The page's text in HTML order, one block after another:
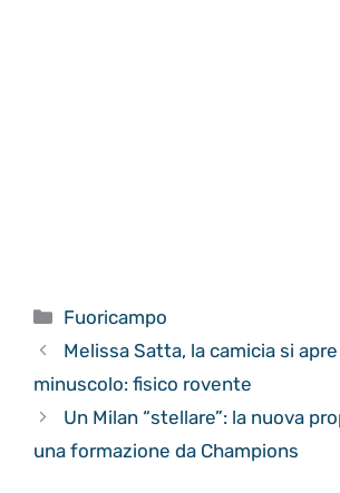
Categorie
Fuoricampo
Melissa Satta, la camicia si
minuscolo: fisico rovente
Un Milan “stellare”: la nuova
una formazione da Champions